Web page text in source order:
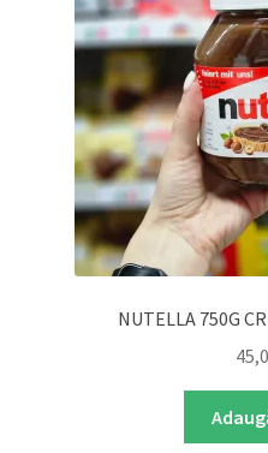
NUTELLA 750G